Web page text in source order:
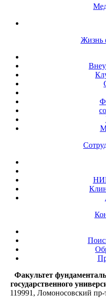
Жизнь
Факультет
государственного
119991, Ломоносовский пр-